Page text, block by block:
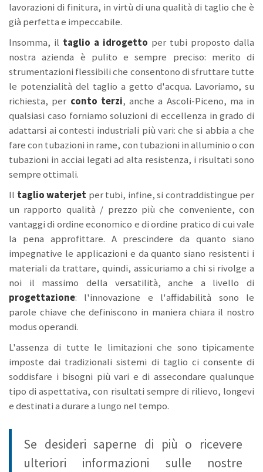
lavorazioni di finitura, in virtù di una qualità di taglio che è
già perfetta e impeccabile.
Insomma, il taglio a idrogetto per tubi proposto dalla
nostra azienda è pulito e sempre preciso: merito di
strumentazioni flessibili che consentono di sfruttare tutte
le potenzialità del taglio a getto d'acqua. Lavoriamo, su
richiesta, per conto terzi, anche a Ascoli-Piceno, ma in
qualsiasi caso forniamo soluzioni di eccellenza in grado di
adattarsi ai contesti industriali più vari: che si abbia a che
fare con tubazioni in rame, con tubazioni in alluminio o con
tubazioni in acciai legati ad alta resistenza, i risultati sono
sempre ottimali.
Il taglio waterjet per tubi, infine, si contraddistingue per
un rapporto qualità / prezzo più che conveniente, con
vantaggi di ordine economico e di ordine pratico di cui vale
la pena approfittare. A prescindere da quanto siano
impegnative le applicazioni e da quanto siano resistenti i
materiali da trattare, quindi, assicuriamo a chi si rivolge a
noi il massimo della versatilità, anche a livello di
progettazione: l'innovazione e l'affidabilità sono le
parole chiave che definiscono in maniera chiara il nostro
modus operandi.
L'assenza di tutte le limitazioni che sono tipicamente
imposte dai tradizionali sistemi di taglio ci consente di
soddisfare i bisogni più vari e di assecondare qualunque
tipo di aspettativa, con risultati sempre di rilievo, longevi
e destinati a durare a lungo nel tempo.
Se desideri saperne di più o ricevere
ulteriori informazioni sulle nostre